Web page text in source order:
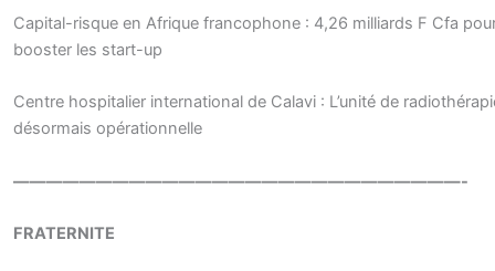
Capital-risque en Afrique francophone : 4,26 milliards F Cfa
booster les start-up
Centre hospitalier international de Calavi : L’unité de
désormais opérationnelle
———————————————————————————-
FRATERNITE